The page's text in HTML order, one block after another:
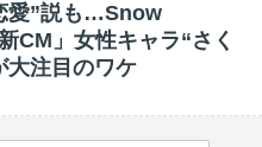
愛”説も…Snow
CM」女性キャラ“さく
大注目のワケ